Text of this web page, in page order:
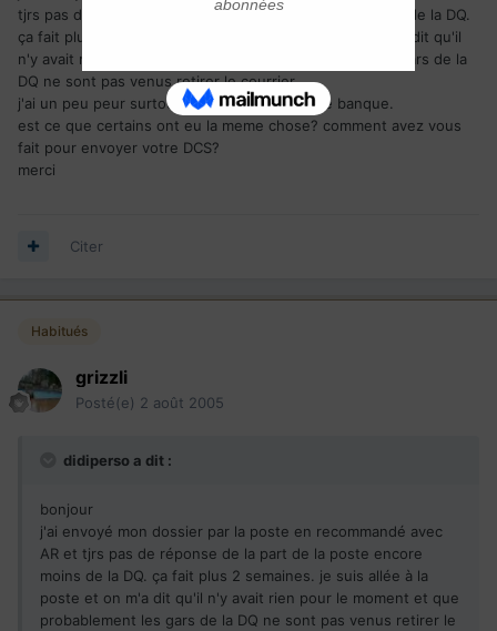
tjrs pas de réponse de la part de la poste encore moins de la DQ.
ça fait plus 2 semaines. je suis allée à la poste et on m'a dit qu'il
n'y avait rien pour le moment et que probablement les gars de la
DQ ne sont pas venus retirer le courrier
j'ai un peu peur surtout qu'il y a le chéque de banque.
est ce que certains ont eu la meme chose? comment avez vous
fait pour envoyer votre DCS?
merci
Citer
Habitués
grizzli
Posté(e) 2 août 2005
didiperso a dit :
bonjour
j'ai envoyé mon dossier par la poste en recommandé avec
AR et tjrs pas de réponse de la part de la poste encore
moins de la DQ. ça fait plus 2 semaines. je suis allée à la
poste et on m'a dit qu'il n'y avait rien pour le moment et que
probablement les gars de la DQ ne sont pas venus retirer le